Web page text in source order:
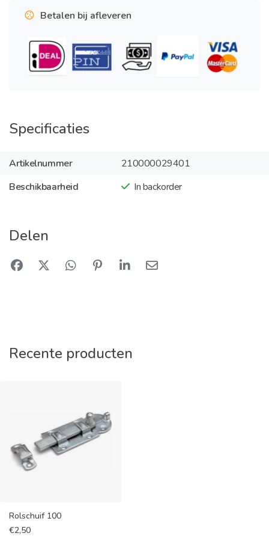
Betalen bij afleveren
Specificaties
Artikelnummer
210000029401
Beschikbaarheid
In backorder
Delen
Recente producten
Rolschuif 100
€2,50